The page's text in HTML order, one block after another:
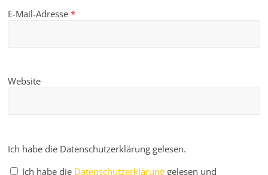
E-Mail-Adresse*
Website
Ich habe die Datenschutzerklärung gelesen.
Ich habe die Datenschutzerklärung gelesen und